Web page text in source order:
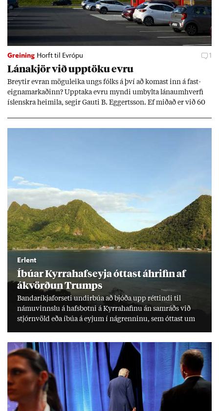
Greining Horft til Evrópu 1
Lána­kjör við upp­töku evru
Breyt­ir evr­an mögu­leika ungs fólks á því að kom­ast inn á fast­
eigna­mark­að­inn? Upp­taka evru myndi um­bylta lánaum­hverfi
ís­lenskra heim­ila, seg­ir Gauti B. Eggerts­son. Ef mið­að er við 60
Erlent
Íbú­ar Kyrra­hafs­eyja ótt­ast áhrif­in af
ákvörð­un Trumps
Banda­ríkja­for­seti und­ir­búa að bjóða upp rétt­indi til
námu­vinnslu á hafs­botni á Kyrra­haf­inu án sam­ráðs við
stjórn­völd eða íbúa á eyj­um í ná­grenn­inu, sem ótt­ast um